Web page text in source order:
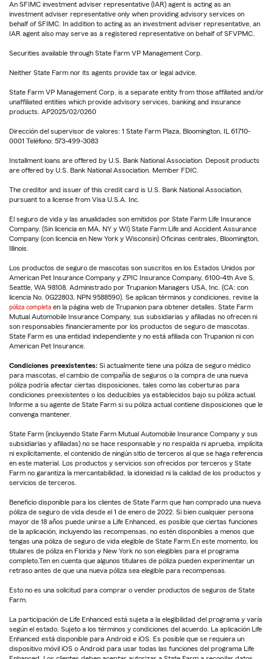
An SFIMC investment adviser representative (IAR) agent is acting as an
investment adviser representative only when providing advisory services on
behalf of SFIMC. In addition to acting as an investment adviser representative, an
IAR agent also may serve as a registered representative on behalf of SFVPMC.
Securities available through State Farm VP Management Corp.
Neither State Farm nor its agents provide tax or legal advice.
State Farm VP Management Corp. is a separate entity from those affiliated and/or
unaffiliated entities which provide advisory services, banking and insurance
products. AP2025/02/0260
Dirección del supervisor de valores: 1 State Farm Plaza, Bloomington, IL 61710-
0001 Teléfono: 573-499-3083
Installment loans are offered by U.S. Bank National Association. Deposit products
are offered by U.S. Bank National Association. Member FDIC.
The creditor and issuer of this credit card is U.S. Bank National Association,
pursuant to a license from Visa U.S.A. Inc.
El seguro de vida y las anualidades son emitidos por State Farm Life Insurance
Company. (Sin licencia en MA, NY y WI) State Farm Life and Accident Assurance
Company (con licencia en New York y Wisconsin) Oficinas centrales, Bloomington,
Illinois.
Los productos de seguro de mascotas son suscritos en los Estados Unidos por
American Pet Insurance Company y ZPIC Insurance Company, 6100-4th Ave S,
Seattle, WA 98108. Administrado por Trupanion Managers USA, Inc. (CA: con
licencia No. 0G22803, NPN 9588590). Se aplican términos y condiciones, revise la
póliza completa en la página web de Trupanion para obtener detalles. State Farm
Mutual Automobile Insurance Company, sus subsidiarias y afiliadas no ofrecen ni
son responsables financieramente por los productos de seguro de mascotas.
State Farm es una entidad independiente y no está afiliada con Trupanion ni con
American Pet Insurance.
Condiciones preexistentes: Si actualmente tiene una póliza de seguro médico
para mascotas, el cambio de compañía de seguros o la compra de una nueva
póliza podría afectar ciertas disposiciones, tales como las coberturas para
condiciones preexistentes o los deducibles ya establecidos bajo su póliza actual.
Informe a su agente de State Farm si su póliza actual contiene disposiciones que le
convenga mantener.
State Farm (incluyendo State Farm Mutual Automobile Insurance Company y sus
subsidiarias y afiliadas) no se hace responsable y no respalda ni aprueba, implícita
ni explícitamente, el contenido de ningún sitio de terceros al que se haga referencia
en este material. Los productos y servicios son ofrecidos por terceros y State
Farm no garantiza la mercantabilidad, la idoneidad ni la calidad de los productos y
servicios de terceros.
Beneficio disponible para los clientes de State Farm que han comprado una nueva
póliza de seguro de vida desde el 1 de enero de 2022. Si bien cualquier persona
mayor de 18 años puede unirse a Life Enhanced, es posible que ciertas funciones
de la aplicación, incluyendo las recompensas, no estén disponibles a menos que
tengas una póliza de seguro de vida elegible de State Farm.En este momento, los
titulares de póliza en Florida y New York no son elegibles para el programa
completo.Ten en cuenta que algunos titulares de póliza pueden experimentar un
retraso antes de que una nueva póliza sea elegible para recompensas.
Esto no es una solicitud para comprar o vender productos de seguros de State
Farm.
La participación de Life Enhanced está sujeta a la elegibilidad del programa y varía
según el estado. Sujeto a los términos y condiciones del acuerdo. La aplicación Life
Enhanced está disponible para Android e iOS. Es posible que se requiera un
dispositivo móvil iOS o Android para usar todas las funciones del programa Life